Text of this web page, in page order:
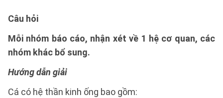
Câu hỏi
Mỗi nhóm báo cáo, nhận xét về 1 hệ cơ quan, các
nhóm khác bổ sung.
Hướng dẫn giải
Cá có hệ thần kinh ống bao gồm: